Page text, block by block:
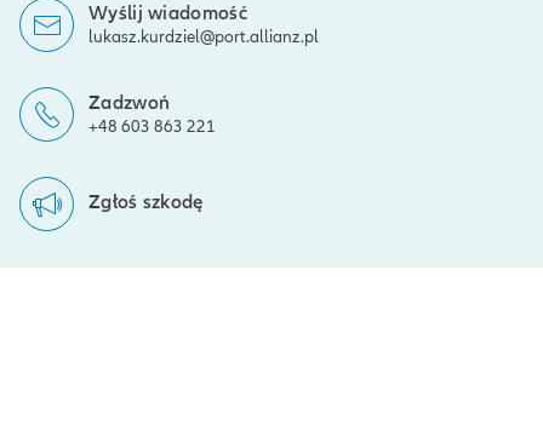
Wyślij wiadomość
lukasz.kurdziel@port.allianz.pl
Zadzwoń
+48 603 863 221
Zgłoś szkodę